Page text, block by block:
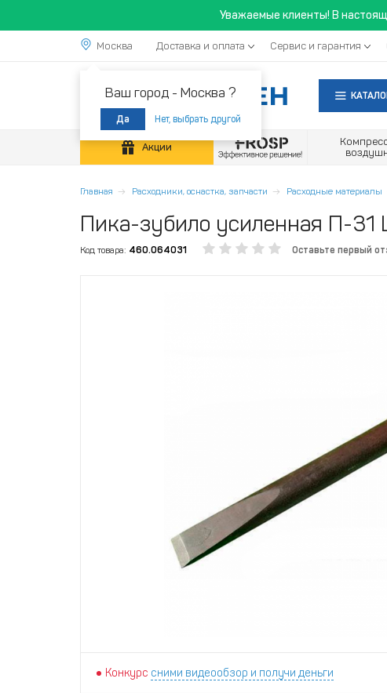
Уважаемые клиенты! В
Москва
Ваш город - Москва ?
Да Нет, выбрать другой
Доставка и оплата Сервис и гарантия
Акции
Главная Расходники, оснастка, запчасти Расходные материалы
Пика-зубило усиленная П-31
Код товара: 460.064031 Оставьте первый
Конкурс сними видеообзор и получи деньги